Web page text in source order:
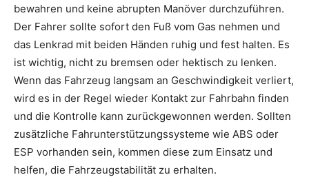
bewahren und keine abrupten Manöver durchzuführen.
Der Fahrer sollte sofort den Fuß vom Gas nehmen und
das Lenkrad mit beiden Händen ruhig und fest halten. Es
ist wichtig, nicht zu bremsen oder hektisch zu lenken.
Wenn das Fahrzeug langsam an Geschwindigkeit verliert,
wird es in der Regel wieder Kontakt zur Fahrbahn finden
und die Kontrolle kann zurückgewonnen werden. Sollten
zusätzliche Fahrunterstützungssysteme wie ABS oder
ESP vorhanden sein, kommen diese zum Einsatz und
helfen, die Fahrzeugstabilität zu erhalten.